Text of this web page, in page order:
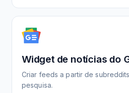
Widget de notícias do
Criar feeds a partir de
pesquisa.